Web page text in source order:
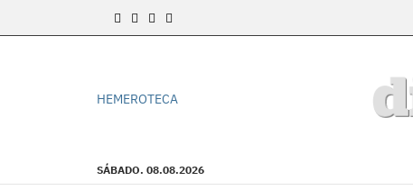
HEMEROTECA
SÁBADO. 08.08.2026